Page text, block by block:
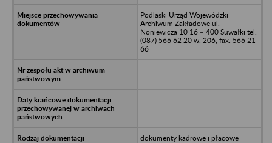
Podlaski Urząd Wojewódzki
Archiwum Zakładowe ul.
Noniewicza 10 16 – 400 Suwałki tel.
(087) 566 62 20 w. 206, fax. 566 21
66
dokumenty kadrowe i płacowe